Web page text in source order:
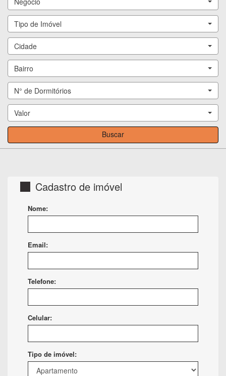
Tipo de Imóvel
Cidade
Bairro
N° de Dormitórios
Valor
Buscar
Cadastro de imóvel
Nome:
Email:
Telefone:
Celular:
Tipo de imóvel: